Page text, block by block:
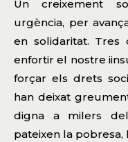
Un creixement
urgència, per
en solidaritat. Tres
enfortir el nostre
forçar els drets
han deixat
digna a milers
pateixen la pobresa,